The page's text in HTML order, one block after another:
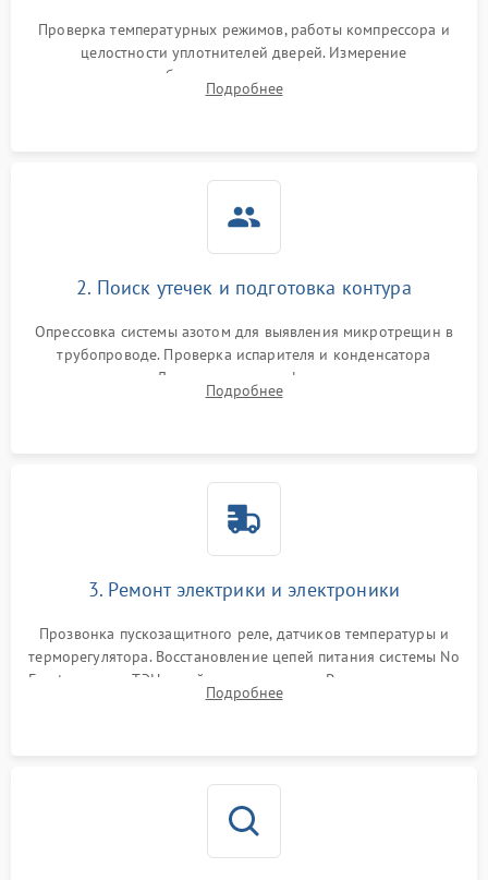
работе
2000 ₽ Подробнее →
1000 ₽
1800 ₽
Проверка температурных режимов, работы компрессора и
целостности уплотнителей дверей. Измерение
сопротивления обмоток мотора, проверка термостата и
считывание кодов ошибок с электронного дисплея.
Подробнее
2. Поиск утечек и подготовка контура
Опрессовка системы азотом для выявления микротрещин в
трубопроводе. Проверка испарителя и конденсатора
течеискателем. Демонтаж старого фильтра-осушителя и
продувка капиллярной трубки для устранения засоров.
Подробнее
3. Ремонт электрики и электроники
Прозвонка пускозащитного реле, датчиков температуры и
терморегулятора. Восстановление цепей питания системы No
Frost, включая ТЭН оттайки и вентилятор. Ремонт или замена
платы управления при сбоях алгоритмов.
Подробнее